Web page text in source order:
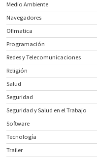
Medio Ambiente
Navegadores
Ofimatica
Programación
Redes y Telecomunicaciones
Religión
Salud
Seguridad
Seguridad y Salud en el Trabajo
Software
Tecnología
Trailer